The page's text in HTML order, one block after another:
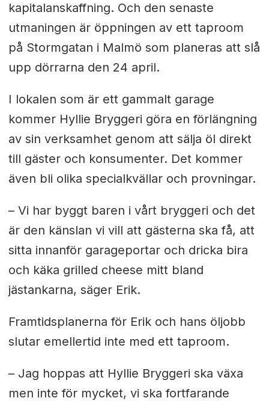
kapitalanskaffning. Och den senaste
utmaningen är öppningen av ett taproom
på Stormgatan i Malmö som planeras att slå
upp dörrarna den 24 april.
I lokalen som är ett gammalt garage
kommer Hyllie Bryggeri göra en förlängning
av sin verksamhet genom att sälja öl direkt
till gäster och konsumenter. Det kommer
även bli olika specialkvällar och provningar.
– Vi har byggt baren i vårt bryggeri och det
är den känslan vi vill att gästerna ska få, att
sitta innanför garageportar och dricka bira
och käka grilled cheese mitt bland
jästankarna, säger Erik.
Framtidsplanerna för Erik och hans öljobb
slutar emellertid inte med ett taproom.
– Jag hoppas att Hyllie Bryggeri ska växa
men inte för mycket, vi ska fortfarande